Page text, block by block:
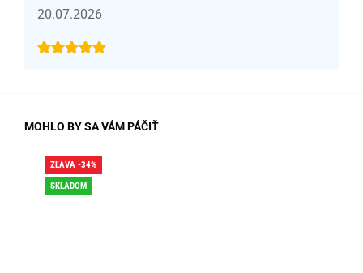
20.07.2026
MOHLO BY SA VÁM PÁČIŤ
ZĽAVA -34%
SKLADOM